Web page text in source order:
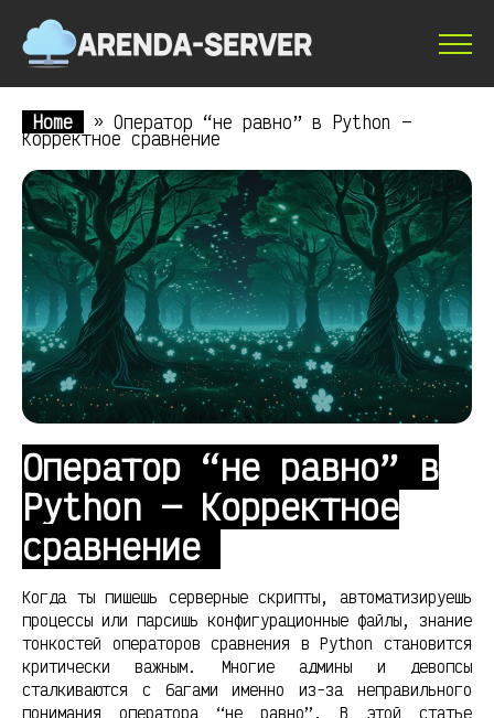
Home » Оператор “не равно” в Python —
Корректное сравнение
Оператор “не равно” в
Python — Корректное
сравнение
Когда ты пишешь серверные скрипты, автоматизируешь
процессы или парсишь конфигурационные файлы, знание
тонкостей операторов сравнения в Python становится
критически важным. Многие админы и девопсы
сталкиваются с багами именно из-за неправильного
понимания оператора “не равно”. В этой статье